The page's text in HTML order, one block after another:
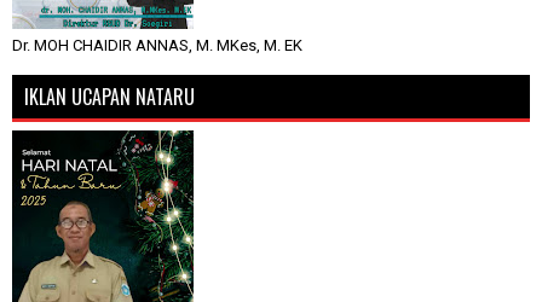
Dr. MOH CHAIDIR ANNAS, M. MKes, M. EK
IKLAN UCAPAN NATARU